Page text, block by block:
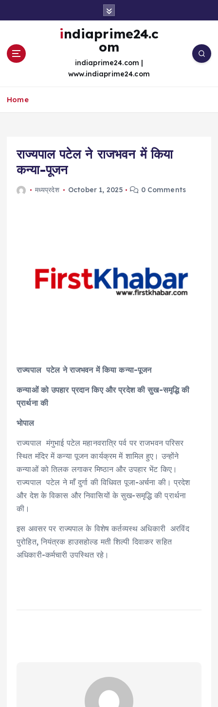
indiaprime24.c
om
indiaprime24.com |
www.indiaprime24.com
Home
राज्यपाल पटेल ने राजभवन में किया
कन्या-पूजन
मध्यप्रदेश October 1, 2025 0 Comments
राज्यपाल पटेल ने राजभवन में किया कन्या-पूजन
कन्याओं को उपहार प्रदान किए और प्रदेश की सुख-समृद्धि की
प्रार्थना की
भोपाल
राज्यपाल मंगुभाई पटेल महानवरात्रि पर्व पर राजभवन परिसर
स्थित मंदिर में कन्या पूजन कार्यक्रम में शामिल हुए। उन्होंने
कन्याओं को तिलक लगाकर मिष्ठान और उपहार भेंट किए।
राज्यपाल पटेल ने माँ दुर्गा की विधिवत पूजा-अर्चना की। प्रदेश
और देश के विकास और निवासियों के सुख-समृद्धि की प्रार्थना
की।
इस अवसर पर राज्यपाल के विशेष कर्तव्यस्थ अधिकारी अरविंद
पुरोहित, नियंत्रक हाउसहोल्ड मती शिल्पी दिवाकर सहित
अधिकारी-कर्मचारी उपस्थित रहे।